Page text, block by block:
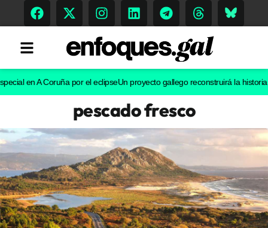
Memoria Histórica
Gastronomía
Escenarios
en A Coruña por el eclipseUn proyecto gallego reconstruirá la historia
pescado fresco